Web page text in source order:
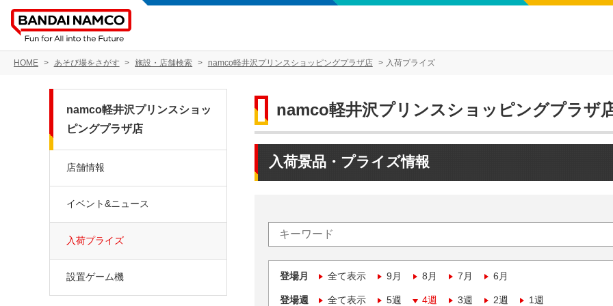
HOME あそび場をさがす 施設・店舗検索 namco軽井沢プリンスショッピングプラザ店 入荷プライズ
namco軽井沢プリンスショッピングプラザ
入荷景品・プライズ情報
登場月 全て表示 9月 8月 7月 6月
登場週 全て表示 5週 4週 3週 2週 1週
namco軽井沢プリンスショッ
ピングプラザ店
店舗情報
イベント&ニュース
入荷プライズ
設置ゲーム機